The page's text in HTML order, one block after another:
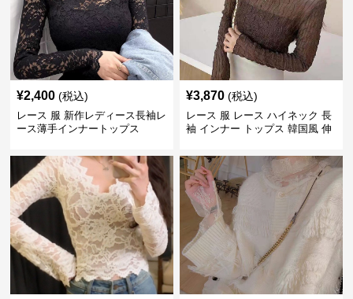
¥2,400 (税込)
レース 服 新作レディース長袖レ
ース薄手インナートップス
¥3,870 (税込)
レース 服 レース ハイネック 長
袖 インナー トップス 韓国風 伸